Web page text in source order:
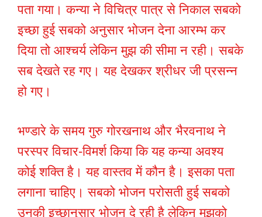
पता गया। कन्या ने विचित्र पात्र से निकाल सबको
इच्छा हुई सबको अनुसार भोजन देना आरम्भ कर
दिया तो आश्चर्य लेकिन मुझ की सीमा न रही। सबके
सब देखते रह गए। यह देखकर श्रीधर जी प्रसन्न
हो गए।
भण्डारे के समय गुरु गोरखनाथ और भैरवनाथ ने
परस्पर विचार-विमर्श किया कि यह कन्या अवश्य
कोई शक्ति है। यह वास्तव में कौन है। इसका पता
लगाना चाहिए। सबको भोजन परोसती हुई सबको
उनकी इच्छानुसार भोजन दे रही है लेकिन मुझको